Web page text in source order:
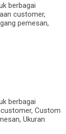
berbagai
customer,
pemesan,
berbagai
Custom
Ukuran